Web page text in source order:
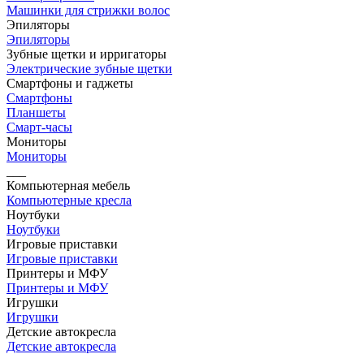
Машинки для стрижки волос
Эпиляторы
Эпиляторы
Зубные щетки и ирригаторы
Электрические зубные щетки
Смартфоны и гаджеты
Смартфоны
Планшеты
Смарт-часы
Мониторы
Мониторы
Компьютерная мебель
Компьютерные кресла
Ноутбуки
Ноутбуки
Игровые приставки
Игровые приставки
Принтеры и МФУ
Принтеры и МФУ
Игрушки
Игрушки
Детские автокресла
Детские автокресла